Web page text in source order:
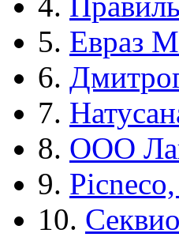
5. Евраз
6.
7.
8. ООО
9.
10.